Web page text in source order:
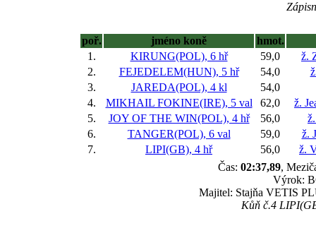
poř. jméno koně
hmot.
1.
KIRUNG(POL), 6 hř 59,0
ž.
2.
FEJEDELEM(HUN), 5 hř 54,0
3.
JAREDA(POL), 4 kl
54,0
4.
MIKHAIL FOKINE(IRE), 5 val 62,0
ž.
5.
JOY OF THE WIN(POL), 4 hř 56,0
6.
TANGER(POL), 6 val 59,0
ž.
7.
LIPI(GB), 4 hř 56,0
ž.
Čas: 02:37,89,
Výrok:
Majitel: Stajňa VETIS
Kůň č.4